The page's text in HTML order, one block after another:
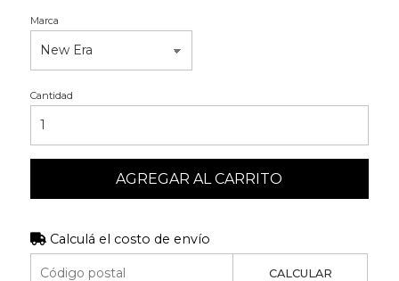
Marca
Cantidad
AGREGAR AL CARRITO
Calculá el costo de envío
CALCULAR